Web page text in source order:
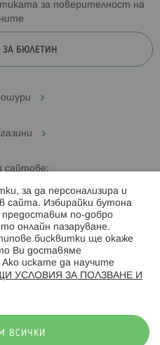
за поверителност на
ЗА БЮЛЕТИН
сайтове:
ни:
за да персонализира и
сайта. Избирайки бутона
предоставим по-добро
онлайн пазаруване.
бисквитки ще окаже
Ви доставяме
Ако искате да научите
УСЛОВИЯ ЗА ПОЛЗВАНЕ И
ВСИЧКИ